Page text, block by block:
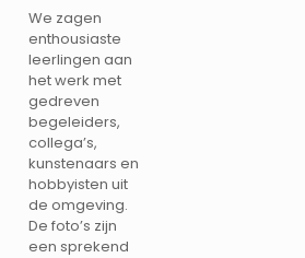
We zagen
enthousiaste
leerlingen aan
het werk met
gedreven
begeleiders,
collega’s,
kunstenaars en
hobbyisten uit
de omgeving.
De foto’s zijn
een sprekend